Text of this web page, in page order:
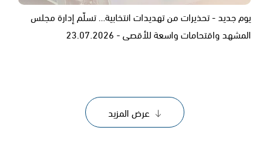
يوم جديد - تحذيرات من تهديدات انتخابية… تسلّم إدارة مجلس
المشهد واقتحامات واسعة للأقصى - 23.07.2026
عرض المزيد